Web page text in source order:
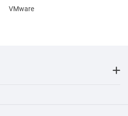
VMware